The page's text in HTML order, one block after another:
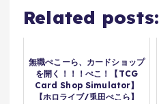
Related posts:
無職ぺこーら、カードショップ
を開く！！！ぺこ！【TCG
Card Shop Simulator】
【ホロライブ/兎田ぺこら】